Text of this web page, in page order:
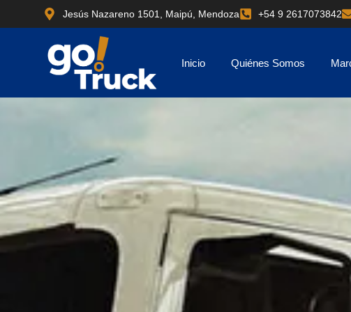
al
contenido
Jesús Nazareno 1501, Maipú, Mendoza +54 9 2617073842
Inicio Quiénes Somos